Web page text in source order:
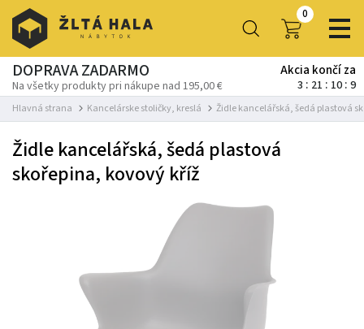
0
DOPRAVA ZADARMO
Na všetky produkty pri nákupe nad 195,00 €
Akcia končí za
3 21 10 7
Hlavná strana Kancelárske stoličky, kreslá Židle kancelářská, šedá plastová
Židle kancelářská, šedá plastová
skořepina, kovový kříž